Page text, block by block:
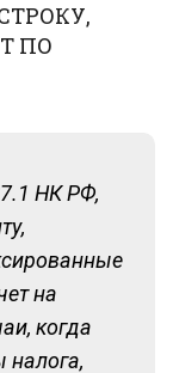
ПО
НК РФ,
на
когда
налога,